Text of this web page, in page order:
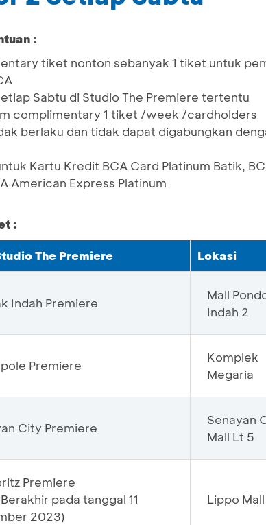
:
tiket nonton sebanyak 1 tiket untuk
Sabtu di Studio The Premiere tertentu
complimentary 1 tiket /week /cardholders
berlaku dan tidak dapat digabungkan
Kartu Kredit BCA Card Platinum Batik,
American Express Platinum
:
The Premiere Lokasi
Indah Premiere
Mall
Indah 2
Premiere
Komplek
Megaria
City Premiere
Senayan
Mall Lt 5
Premiere
pada tanggal 11
2023)
Lippo